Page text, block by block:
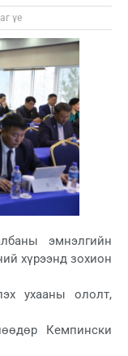
үе
эмнэлгийн
хүрээнд зохион
ухааны ололт,
Кемпински